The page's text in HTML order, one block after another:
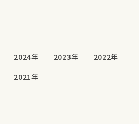
2024年 2023年
2022年
2021年